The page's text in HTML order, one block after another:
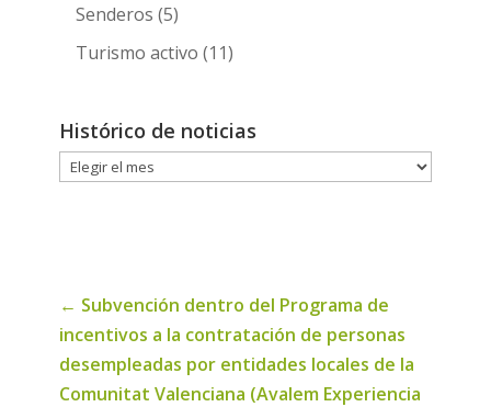
Senderos (5)
Turismo activo (11)
Histórico de noticias
Histórico
← Subvención dentro del Programa de
incentivos a la contratación de personas
desempleadas por entidades locales de la
Comunitat Valenciana (Avalem Experiencia